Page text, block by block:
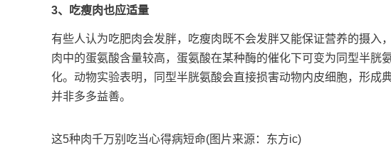
3、吃瘦肉也应适量
有些人认为吃肥肉会发胖，吃瘦肉既不会发胖又能保证营养的摄入
肉中的蛋氨酸含量较高，蛋氨酸在某种酶的催化下可变为同型半胱
化。动物实验表明，同型半胱氨酸会直接损害动物内皮细胞，形成
并非多多益善。
这5种肉千万别吃当心得病短命(图片来源：东方ic)